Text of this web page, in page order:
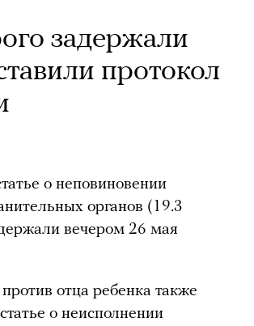
задержали
протокол
о неповиновении
органов (19.3
вечером 26 мая
отца ребенка также
о неисполнении